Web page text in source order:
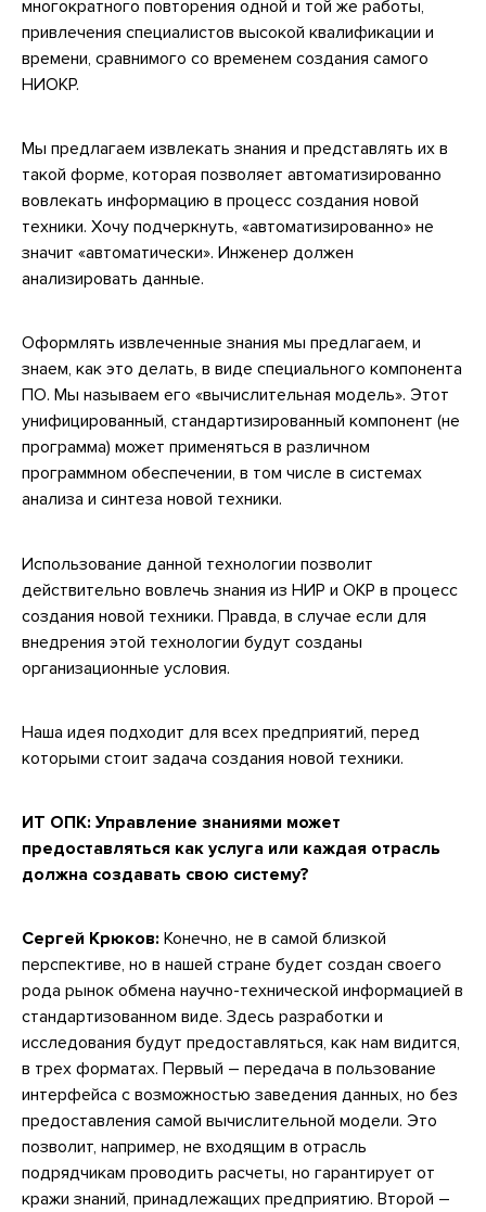
многократного повторения одной и той же работы,
привлечения специалистов высокой квалификации и
времени, сравнимого со временем создания самого
НИОКР.
Мы предлагаем извлекать знания и представлять их в
такой форме, которая позволяет автоматизированно
вовлекать информацию в процесс создания новой
техники. Хочу подчеркнуть, «автоматизированно» не
значит «автоматически». Инженер должен
анализировать данные.
Оформлять извлеченные знания мы предлагаем, и
знаем, как это делать, в виде специального компонента
ПО. Мы называем его «вычислительная модель». Этот
унифицированный, стандартизированный компонент (не
программа) может применяться в различном
программном обеспечении, в том числе в системах
анализа и синтеза новой техники.
Использование данной технологии позволит
действительно вовлечь знания из НИР и ОКР в процесс
создания новой техники. Правда, в случае если для
внедрения этой технологии будут созданы
организационные условия.
Наша идея подходит для всех предприятий, перед
которыми стоит задача создания новой техники.
ИТ ОПК: Управление знаниями может
предоставляться как услуга или каждая отрасль
должна создавать свою систему?
Сергей Крюков: Конечно, не в самой близкой
перспективе, но в нашей стране будет создан своего
рода рынок обмена научно-технической информацией в
стандартизованном виде. Здесь разработки и
исследования будут предоставляться, как нам видится,
в трех форматах. Первый – передача в пользование
интерфейса с возможностью заведения данных, но без
предоставления самой вычислительной модели. Это
позволит, например, не входящим в отрасль
подрядчикам проводить расчеты, но гарантирует от
кражи знаний, принадлежащих предприятию. Второй –